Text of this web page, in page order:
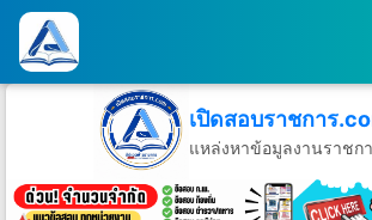
เปิดสอบราชการ
แหล่งหาข้อมูลงานราชก
วันศุกร์ที่ 7 เดือนสิงหาคม พ.ศ